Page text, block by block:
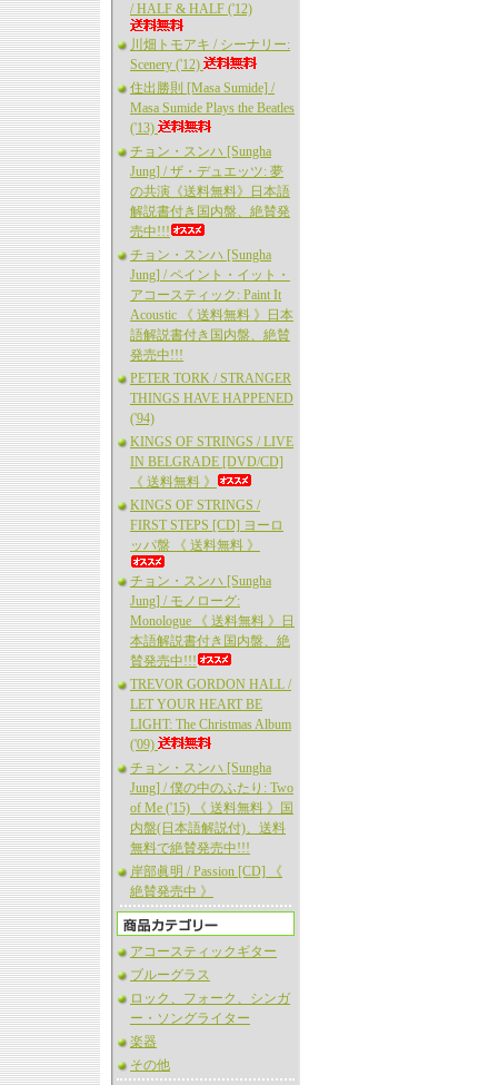
/ HALF & HALF ('12)
川畑トモアキ / シーナリー:
Scenery ('12)
住出勝則 [Masa Sumide] /
Masa Sumide Plays the Beatles
('13)
チョン・スンハ [Sungha
Jung] / ザ・デュエッツ: 夢
の共演《送料無料》日本語
解説書付き国内盤、絶賛発
売中!!!
チョン・スンハ [Sungha
Jung] / ペイント・イット・
アコースティック: Paint It
Acoustic 《 送料無料 》日本
語解説書付き国内盤、絶賛
発売中!!!
PETER TORK / STRANGER
THINGS HAVE HAPPENED
('94)
KINGS OF STRINGS / LIVE
IN BELGRADE [DVD/CD]
《 送料無料 》
KINGS OF STRINGS /
FIRST STEPS [CD] ヨーロ
ッパ盤 《 送料無料 》
チョン・スンハ [Sungha
Jung] / モノローグ:
Monologue 《 送料無料 》日
本語解説書付き国内盤、絶
賛発売中!!!
TREVOR GORDON HALL /
LET YOUR HEART BE
LIGHT: The Christmas Album
('09)
チョン・スンハ [Sungha
Jung] / 僕の中のふたり: Two
of Me ('15) 《 送料無料 》国
内盤(日本語解説付)、送料
無料で絶賛発売中!!!
岸部眞明 / Passion [CD] 《
絶賛発売中 》
アコースティックギター
ブルーグラス
ロック、フォーク、シンガ
ー・ソングライター
楽器
その他